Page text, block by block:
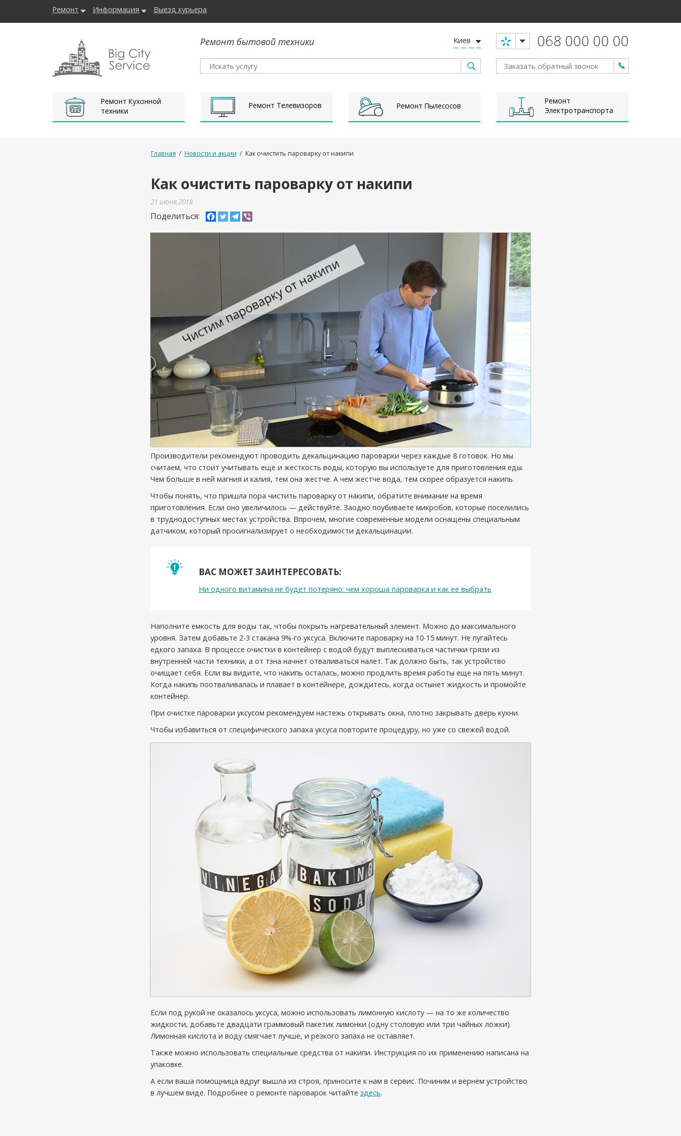
Ремонт Информация Выезд курьера
068 000 00 00
Ремонт бытовой техники Киев
Ремонт Кухонной
техники
Ремонт Телевизоров Ремонт Пылесосов
Ремонт
Электротранспорта
Главная / Новости и акции / Как очистить пароварку от накипи
Как очистить пароварку от накипи
21 июня,2018
Поделиться:
Производители рекомендуют проводить декальцинацию пароварки через каждые 8 готовок. Но мы
считаем, что стоит учитывать ещё и жесткость воды, которую вы используете для приготовления еды.
Чем больше в ней магния и калия, тем она жестче. А чем жестче вода, тем скорее образуется накипь.
Чтобы понять, что пришла пора чистить пароварку от накипи, обратите внимание на время
приготовления. Если оно увеличилось — действуйте. Заодно поубиваете микробов, которые поселились
в труднодоступных местах устройства. Впрочем, многие современные модели оснащены специальным
датчиком, который просигнализирует о необходимости декальцинации.
ВАС МОЖЕТ ЗАИНТЕРЕСОВАТЬ:
Ни одного витамина не будет потеряно: чем хороша пароварка и как ее выбрать
Наполните емкость для воды так, чтобы покрыть нагревательный элемент. Можно до максимального
уровня. Затем добавьте 2-3 стакана 9%-го уксуса. Включите пароварку на 10-15 минут. Не пугайтесь
едкого запаха. В процессе очистки в контейнер с водой будут выплескиваться частички грязи из
внутренней части техники, а от тэна начнет отваливаться налет. Так должно быть, так устройство
очищает себя. Если вы видите, что накипь осталась, можно продлить время работы еще на пять минут.
Когда накипь поотваливалась и плавает в контейнере, дождитесь, когда остынет жидкость и промойте
контейнер.
При очистке пароварки уксусом рекомендуем настежь открывать окна, плотно закрывать дверь кухни.
Чтобы избавиться от специфического запаха уксуса повторите процедуру, но уже со свежей водой.
Если под рукой не оказалось уксуса, можно использовать лимонную кислоту — на то же количество
жидкости, добавьте двадцати граммовый пакетик лимонки (одну столовую или три чайных ложки).
Лимонная кислота и воду смягчает лучше, и резкого запаха не оставляет.
Также можно использовать специальные средства от накипи. Инструкция по их применению написана на
упаковке.
А если ваша помощница вдруг вышла из строя, приносите к нам в сервис. Починим и вернем устройство
в лучшем виде. Подробнее о ремонте пароварок читайте здесь.